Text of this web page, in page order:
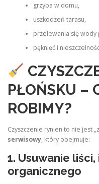
grzyba w domu,
uszkodzeń tarasu,
przelewania się wody
pęknięć i
PŁOŃSKU –
ROBIMY?
Czyszczenie rynien to nie jest
serwisowy, który obejmuje:
1. Usuwanie liści,
organicznego